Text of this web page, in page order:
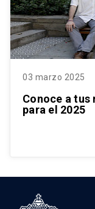
03 marzo 2025
Conoce a
para el 2025